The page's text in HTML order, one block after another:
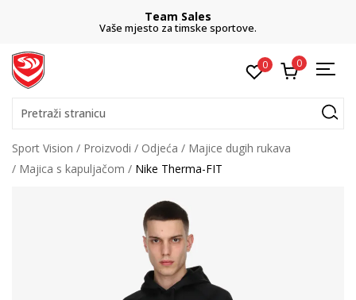
Team Sales
Vaše mjesto za timske sportove.
0 0
Pretraži stranicu
Sport Vision Proizvodi Odjeća
Majice dugih rukava
Majica s kapuljačom
Nike Therma-FIT